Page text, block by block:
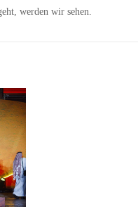
werden wir sehen.